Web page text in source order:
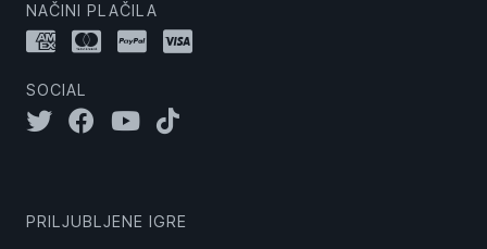
NAČINI PLAČILA
SOCIAL
PRILJUBLJENE IGRE